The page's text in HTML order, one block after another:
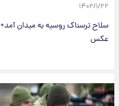
۱۴۰۲/۱/۲۲
سلاح ترسناک روسیه به میدان آمد+
عکس